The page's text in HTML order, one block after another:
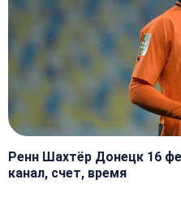
Ренн Шахтёр Донецк 16
канал, счет, время